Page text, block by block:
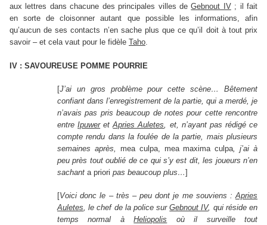
aux lettres dans chacune des principales villes deGebnout IV; il fait
en sorte de cloisonner autant que possible les informations, afin
qu’aucun de ses contacts n’en sache plus que ce qu’il doit à tout prix
savoir – et cela vaut pour le fidèle Taho.
IV : SAVOUREUSE POMME POURRIE
[J’ai un gros problème pour cette scène… Bêtement
confiant dans l’enregistrement de la partie, qui a merdé, je
n’avais pas pris beaucoup de notes pour cette rencontre
entreIpuweretApries Auletes, et, n’ayant pas rédigé ce
compte rendu dans la foulée de la partie, mais plusieurs
semaines après, mea culpa, mea maxima culpa, j’ai à
peu près tout oublié de ce qui s’y est dit, les joueurs n’en
sachant a priori pas beaucoup plus…]
[Voici donc le – très – peu dont je me souviens :Apries
Auletes, le chef de la police surGebnout IV, qui réside en
temps normal àHeliopolis où il surveille tout